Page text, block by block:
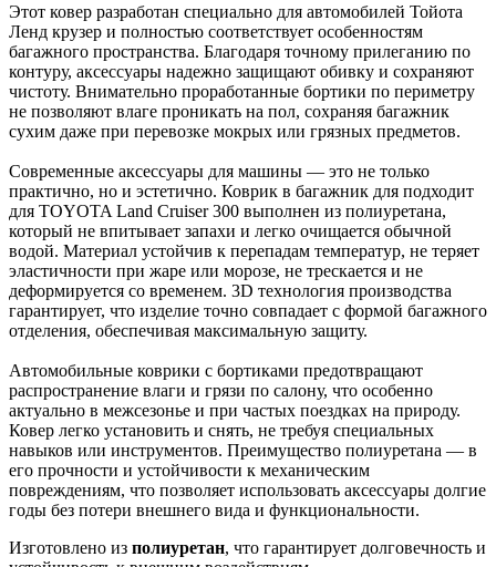
Этот ковер разработан специально для автомобилей Тойота
Ленд крузер и полностью соответствует особенностям
багажного пространства. Благодаря точному прилеганию по
контуру, аксессуары надежно защищают обивку и сохраняют
чистоту. Внимательно проработанные бортики по периметру
не позволяют влаге проникать на пол, сохраняя багажник
сухим даже при перевозке мокрых или грязных предметов.
Современные аксессуары для машины — это не только
практично, но и эстетично. Коврик в багажник для подходит
для TOYOTA Land Cruiser 300 выполнен из полиуретана,
который не впитывает запахи и легко очищается обычной
водой. Материал устойчив к перепадам температур, не теряет
эластичности при жаре или морозе, не трескается и не
деформируется со временем. 3D технология производства
гарантирует, что изделие точно совпадает с формой багажного
отделения, обеспечивая максимальную защиту.
Автомобильные коврики с бортиками предотвращают
распространение влаги и грязи по салону, что особенно
актуально в межсезонье и при частых поездках на природу.
Ковер легко установить и снять, не требуя специальных
навыков или инструментов. Преимущество полиуретана — в
его прочности и устойчивости к механическим
повреждениям, что позволяет использовать аксессуары долгие
годы без потери внешнего вида и функциональности.
Изготовлено из полиуретан, что гарантирует долговечность и